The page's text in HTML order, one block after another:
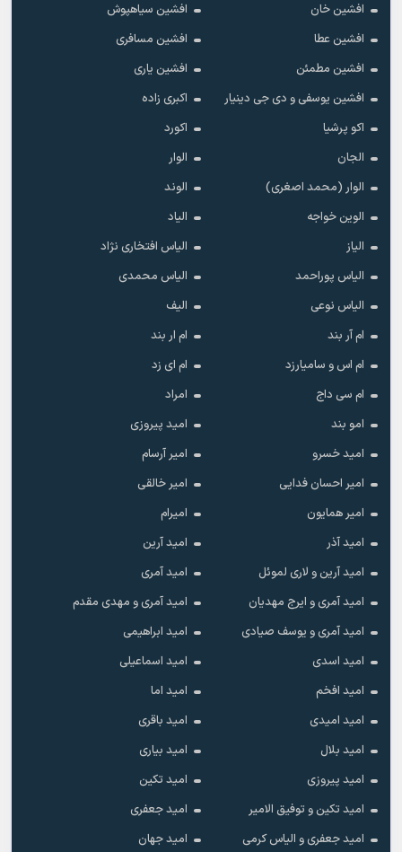
افشین خان
افشین سیاهپوش
افشین عطا
افشین مسافری
افشین مطمئن
افشین یاری
افشین یوسفی و دی جی دینیار
اکبری زاده
اکو پرشیا
اکورد
الجان
الوار
الوار (محمد اصغری)
الوند
الوین خواجه
الیاد
الیاز
الیاس افتخاری نژاد
الیاس پوراحمد
الیاس محمدی
الیاس نوعی
الیف
ام آر بند
ام ار بند
ام اس و سامیارزد
ام ای زد
ام سی داج
امراد
امو بند
امید پیروزی
امید خسرو
امیر آرسام
امیر احسان فدایی
امیر خالقى
امیر همایون
امیرام
امید آذر
امید آرین
امید آرین و لاری لموئل
امید آمری
امید آمری و ایرج مهدیان
امید آمری و مهدی مقدم
امید آمری و یوسف صیادی
امید ابراهیمی
امید اسدی
امید اسماعیلی
امید افخم
امید اما
امید امیدی
امید باقری
امید بلال
امید بیاری
امید پیروزی
امید تکین
امید تکین و توفیق الامیر
امید جعفری
امید جعفری و الیاس کرمی
امید جهان